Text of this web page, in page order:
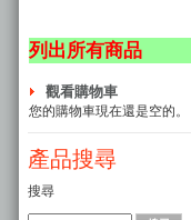
列出所有商品
觀看購物車
您的購物車現在還是空的。
產品搜尋
搜尋